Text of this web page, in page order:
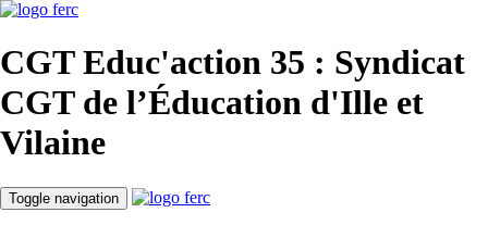
CGT Educ'action 35 : Syndicat
CGT de l’Éducation d'Ille et
Vilaine
Toggle navigation